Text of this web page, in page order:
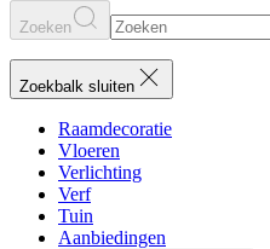
Zoeken
Zoekbalk sluiten
Raamdecoratie
Vloeren
Verlichting
Verf
Tuin
Aanbiedingen